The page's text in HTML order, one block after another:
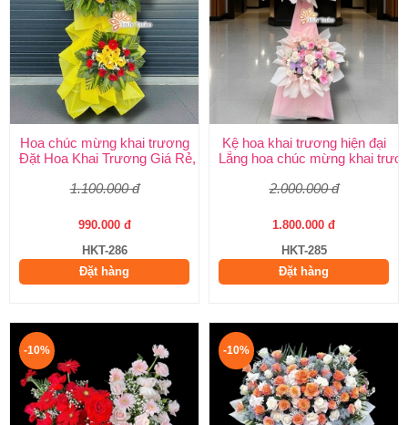
Hoa chúc mừng khai trương
Đặt Hoa Khai Trương Giá Rẻ, Đẹp Sang Trọng – Shop Hoa Khai
1.100.000 đ
990.000 đ
HKT-286
Đặt hàng
Kệ hoa khai trương hiện đại
Lẵng hoa chúc mừng khai
2.000.000 đ
1.800.000 đ
HKT-285
Đặt hàng
-10% -10%